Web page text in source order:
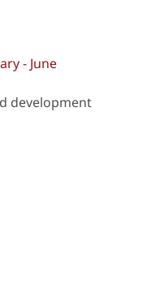
- June
development